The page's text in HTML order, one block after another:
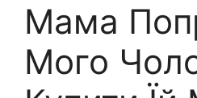
Мама
Мого